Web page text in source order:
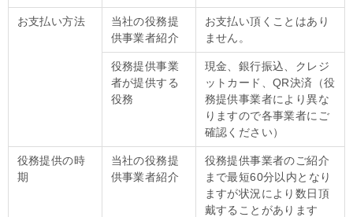
お支払い方法
当社の役務提
供事業者紹介
お支払い頂くことはあり
ません。
役務提供事業
者が提供する
役務
現金、銀行振込、クレジ
ットカード、QR決済（役
務提供事業者により異な
りますので各事業者にご
確認ください）
役務提供の時
期
当社の役務提
供事業者紹介
役務提供事業者のご紹介
まで最短60分以内となり
ますが状況により数日頂
戴することがあります